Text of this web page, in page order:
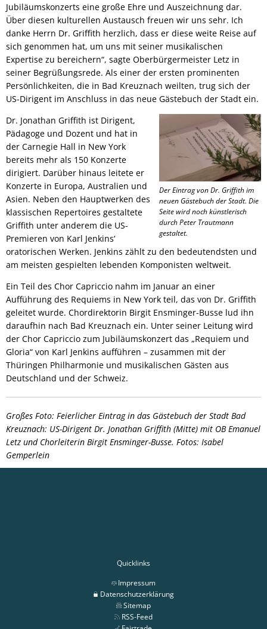
Jubiläumskonzerts eine große Ehre und Auszeichnung dar.
Über diesen kulturellen Austausch freuen wir uns sehr. Ich
danke Herrn Dr. Griffith herzlich, dass er diese weite Reise auf
sich genommen hat, um uns mit seiner musikalischen
Expertise zu bereichern“, sagte Oberbürgermeister Letz in
seiner Begrüßungsrede. Als einer der ersten prominenten
Persönlichkeiten, die in Bad Kreuznach weilten, trug sich der
US-Dirigent im Anschluss in das neue Gästebuch der Stadt ein.
Der Eintrag von Dr. Griffith im
neuen Gästebuch der Stadt. Die
Seite wird noch künstlerisch
durch Peter Trautmann
gestaltet.
Dr. Jonathan Griffith ist Dirigent,
Pädagoge und Dozent und hat in
der Carnegie Hall in New York
bereits mehr als 150 Konzerte
dirigiert. Darüber hinaus leitete er
Konzerte in Europa, Australien und
Asien. Neben den Hauptwerken des
klassischen Repertoires gestaltete
Griffith unter anderem die US-
Premieren von Karl Jenkins‘
oratorischen Werken. Jenkins zählt zu den bedeutendsten und
am meisten gespielten lebenden Komponisten weltweit.
Ein Teil des Chor Capriccio nahm im Januar an einer
Aufführung des Requiems in New York teil, das von Dr. Griffith
geleitet wurde. Chordirektorin Birgit Ensminger-Busse lud ihn
daraufhin nach Bad Kreuznach ein. Unter seiner Leitung wird
der Chor Capriccio zum Jubiläumskonzert das „Requiem und
Gloria“ von Karl Jenkins aufführen – zusammen mit der
Thüringen Philharmonie und musikalischen Gästen aus
Deutschland und der Schweiz.
Großes Foto: Feierlicher Eintrag in das Gästebuch der Stadt Bad
Kreuznach: US-Dirigent Dr. Jonathan Griffith (Mitte) mit OB Emanuel
Letz und Chorleiterin Birgit Ensminger-Busse. Fotos: Isabel
Gemperlein
Quicklinks
Impressum
Datenschutzerklärung
Sitemap
RSS-Feed